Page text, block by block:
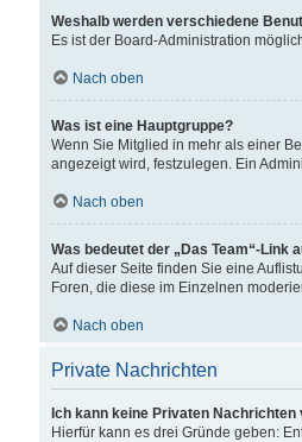
Weshalb werden verschiedene
Es ist der Board-Administration
Nach oben
Was ist eine Hauptgruppe?
Wenn Sie Mitglied in mehr als einer
angezeigt wird, festzulegen. Ein
Nach oben
Was bedeutet der „Das Team“-Link
Auf dieser Seite finden Sie eine
Foren, die diese im Einzelnen
Nach oben
Private Nachrichten
Ich kann keine Privaten
Hierfür kann es drei Gründe geben: